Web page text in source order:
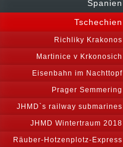
Spanien
Tschechien
Richliky Krakonos
Martinice v Krkonosich
Eisenbahn im Nachttopf
Prager Semmering
JHMD`s railway submarines
JHMD Wintertraum 2018
Räuber-Hotzenplotz-Express